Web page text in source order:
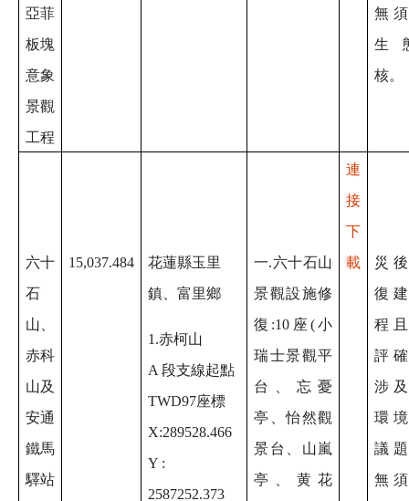
亞菲
板塊
意象
景觀
工程
無
生
核。
六十
石
山、
赤科
山及
安通
鐵馬
驛站
15,037.484
花蓮縣玉里
鎮、富里鄉
1.赤柯山
A 段支線起點
TWD97座標
X:289528.466
Y :
2587252.373
一.六十石山
景觀設施修
復:10座(小
瑞士景觀平
台、忘憂
亭、怡然觀
景台、山嵐
亭、黄花
連
接
下
載
災
復
程
評
涉
環
議
無